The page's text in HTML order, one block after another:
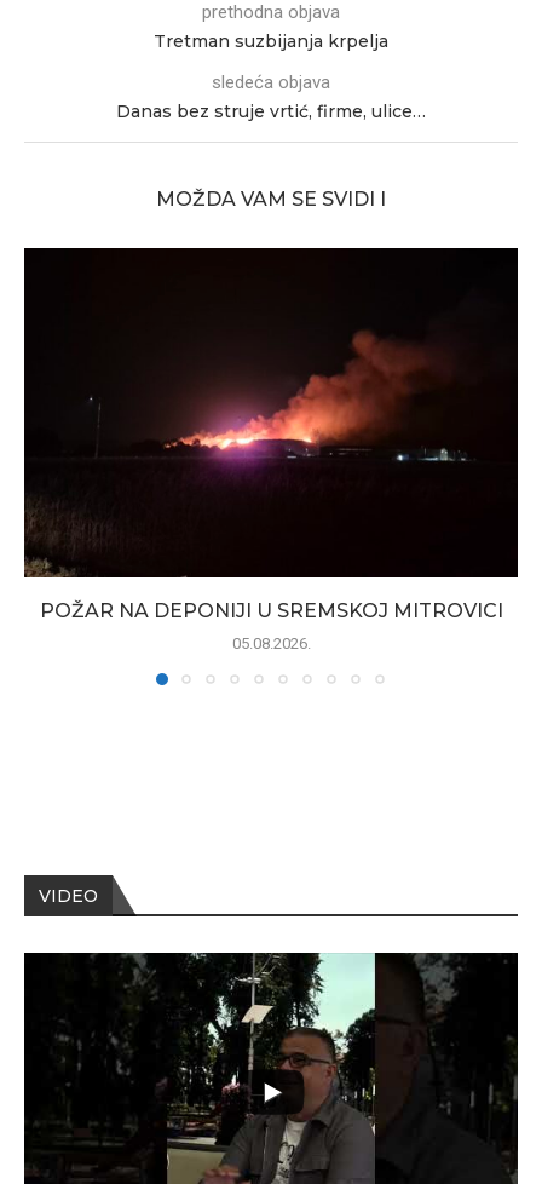
prethodna objava
Tretman suzbijanja krpelja
sledeća objava
Danas bez struje vrtić, firme, ulice…
MOŽDA VAM SE SVIDI I
POŽAR NA DEPONIJI U SREMSKOJ MITROVICI
05.08.2026.
VIDEO